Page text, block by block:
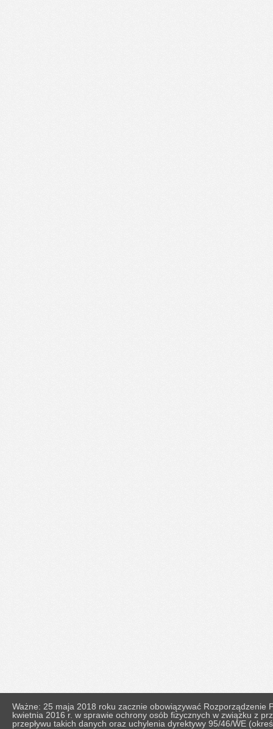
Ważne: 25 maja 2018 roku zacznie obowiązywać
kwietnia 2016 r. w sprawie ochrony osób fizycznych w związku z
przepływu takich danych oraz uchylenia dyrektywy 95/46/WE